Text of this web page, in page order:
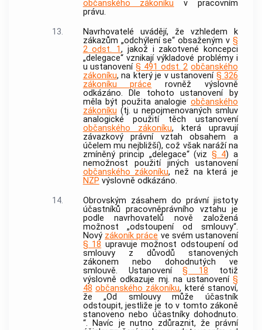
občanského zákoníku v pracovním
právu.
13.
Navrhovatelé uvádějí, že vzhledem k
zákazům „odchýlení se“ obsaženým v §
2 odst. 1, jakož i zakotvené koncepci
„delegace“ vznikají výkladové problémy i
u ustanovení§ 491 odst. 2 občanského
zákoníku, na který je v ustanovení § 326
zákoníku práce rovněž výslovně
odkázáno. Dle tohoto ustanovení by
měla být použita analogie občanského
zákoníku (tj. u nepojmenovaných smluv
analogické použití těch ustanovení
občanského zákoníku, která upravují
závazkový právní vztah obsahem a
účelem mu nejbližší), což však naráží na
zmíněný princip „delegace“ (viz § 4) a
nemožnost použití jiných ustanovení
občanského zákoníku, než na která je
NZP výslovně odkázáno.
14.
Obrovským zásahem do právní jistoty
účastníků pracovněprávního vztahu je
podle navrhovatelů nově založená
možnost „odstoupení od smlouvy“.
Nový zákoník práce ve svém ustanovení
§ 18 upravuje možnost odstoupení od
smlouvy z důvodů stanovených
zákonem nebo dohodnutých ve
smlouvě. Ustanovení§ 18 totiž
výslovně odkazuje mj. na ustanovení §
48 občanského zákoníku, které stanoví,
že „Od smlouvy může účastník
odstoupit, jestliže je to v tomto zákoně
stanoveno nebo účastníky dohodnuto.
“. Navíc je nutno zdůraznit, že právní